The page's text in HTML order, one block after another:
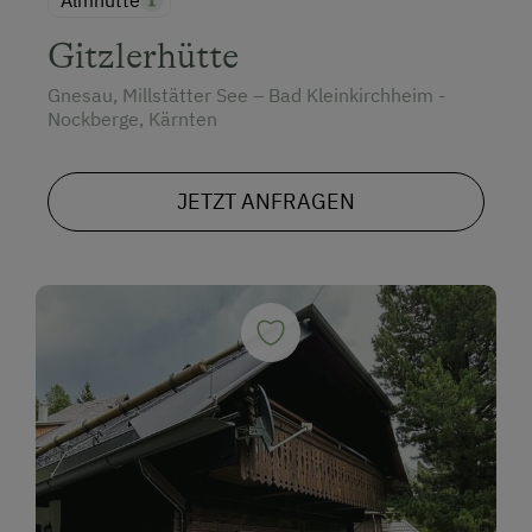
Gitzlerhütte
Gnesau, Millstätter See – Bad Kleinkirchheim -
Nockberge, Kärnten
JETZT ANFRAGEN